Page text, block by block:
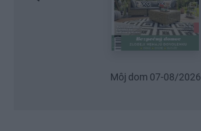
Môj dom 07-08/2026